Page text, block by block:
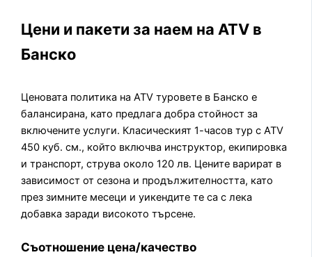
Цени и пакети за наем на ATV в
Банско
Ценовата политика на ATV туровете в Банско е
балансирана, като предлага добра стойност за
включените услуги. Класическият 1-часов тур с ATV
450 куб. см., който включва инструктор, екипировка
и транспорт, струва около 120 лв. Цените варират в
зависимост от сезона и продължителността, като
през зимните месеци и уикендите те са с лека
добавка заради високото търсене.
Съотношение цена/качество